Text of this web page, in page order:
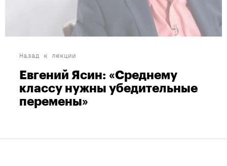
Назад к лекции
Евгений Ясин: «Среднему
классу нужны убедительные
перемены»